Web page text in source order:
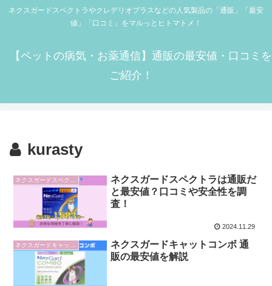
ネクスガードスペクトラやクレデリオプラスなどの人気製品の「通販」「最安
値」「口コミ」をマルっとヒトマトメ！
【ペットの病気・お薬通信】通販の最安値・口コミを
ご紹介！
kurasty
ネクスガードスペクトラは通販だ
と最安値？口コミや安全性を調
査！
2024.11.29
ネクスガードキャットコンボ
ネクスガードキャットコンボ 通
販の最安値を解説